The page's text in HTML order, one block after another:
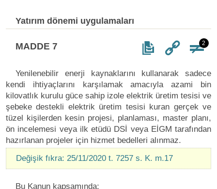
Yatırım dönemi uygulamaları
MADDE 7 2
Yenilenebilir enerji kaynaklarını kullanarak sadece
kendi ihtiyaçlarını karşılamak amacıyla azami bin
kilovatlık kurulu güce sahip izole elektrik üretim tesisi ve
şebeke destekli elektrik üretim tesisi kuran gerçek ve
tüzel kişilerden kesin projesi, planlaması, master planı,
ön incelemesi veya ilk etüdü DSİ veya EİGM tarafından
hazırlanan projeler için hizmet bedelleri alınmaz.
Değişik fıkra: 25/11/2020 t. 7257 s. K. m.17
Bu Kanun kapsamında;